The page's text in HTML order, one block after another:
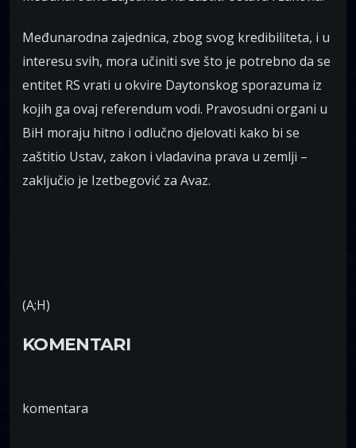
Međunarodna zajednica, zbog svog kredibiliteta, i u
interesu svih, mora učiniti sve što je potrebno da se
entitet RS vrati u okvire Daytonskog sporazuma iz
kojih ga ovaj referendum vodi. Pravosudni organi u
BiH moraju hitno i odlučno djelovati kako bi se
zaštitio Ustav, zakon i vladavina prava u zemlji –
zaključio je Izetbegović za Avaz.
(A;H)
KOMENTARI
komentara